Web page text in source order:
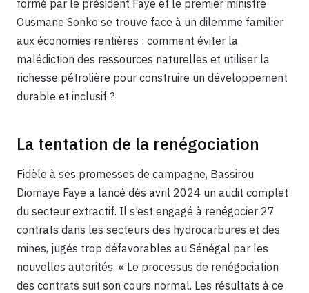
formé par le président Faye et le premier ministre
Ousmane Sonko se trouve face à un dilemme familier
aux économies rentières : comment éviter la
malédiction des ressources naturelles et utiliser la
richesse pétrolière pour construire un développement
durable et inclusif ?
La tentation de la renégociation
Fidèle à ses promesses de campagne, Bassirou
Diomaye Faye a lancé dès avril 2024 un audit complet
du secteur extractif. Il s’est engagé à renégocier 27
contrats dans les secteurs des hydrocarbures et des
mines, jugés trop défavorables au Sénégal par les
nouvelles autorités. « Le processus de renégociation
des contrats suit son cours normal. Les résultats à ce